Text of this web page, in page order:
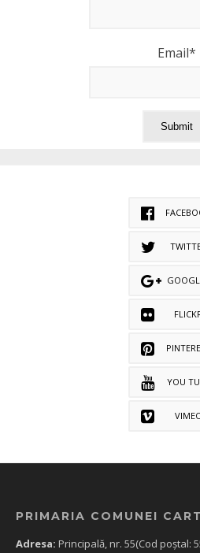
Email*
YOU
PRIMARIA COMUNEI
Adresa: Principală, nr. 55(Cod poștal: